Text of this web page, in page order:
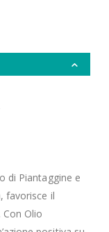
di Piantaggine e
favorisce il
Olio